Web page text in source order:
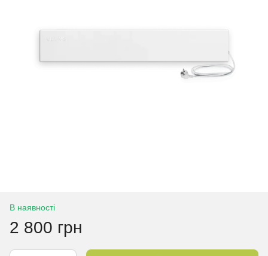
В наявності
2 800 грн